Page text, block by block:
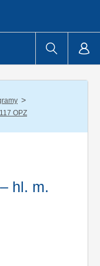
/
OPZ
hl. m.